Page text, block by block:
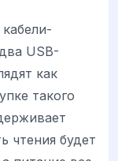
USB-
как
такого
чтения будет